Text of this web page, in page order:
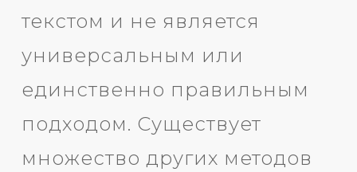
текстом и не является
универсальным или
единственно правильным
подходом. Существует
множество других методов